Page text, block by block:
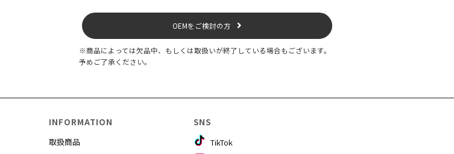
OEMをご検討の方
※商品によっては欠品中、もしくは取扱いが終了している場合もございます。
予めご了承ください。
INFORMATION
取扱商品
SNS
TikTok